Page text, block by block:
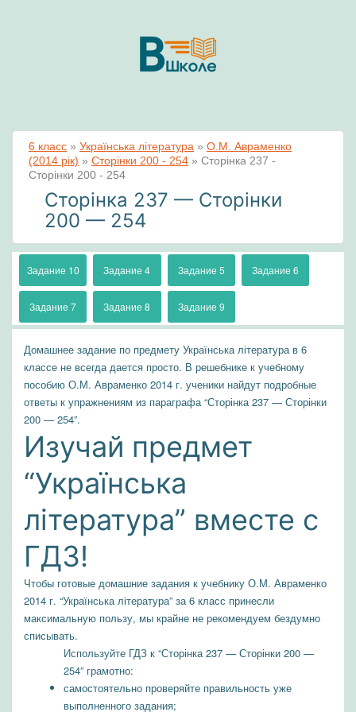
6 класс » Українська література » О.М. Авраменко
(2014 рік) » Сторінки 200 - 254 » Сторінка 237 -
Сторінки 200 - 254
Сторінка 237 — Сторінки
200 — 254
Задание 10 Задание 4 Задание 5 Задание 6
Задание 7 Задание 8 Задание 9
Домашнее задание по предмету Українська література в 6
классе не всегда дается просто. В решебнике к учебному
пособию О.М. Авраменко 2014 г. ученики найдут подробные
ответы к упражнениям из параграфа “Сторінка 237 — Сторінки
200 — 254”.
Изучай предмет
“Українська
література” вместе с
ГДЗ!
Чтобы готовые домашние задания к учебнику О.М. Авраменко
2014 г. “Українська література” за 6 класс принесли
максимальную пользу, мы крайне не рекомендуем бездумно
списывать.
Используйте ГДЗ к “Сторінка 237 — Сторінки 200 —
254” грамотно:
самостоятельно проверяйте правильность уже
выполненного задания;